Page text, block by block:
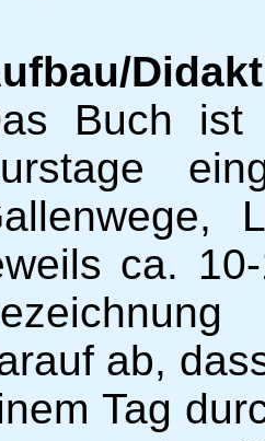
Buch ist
ca.
ab,
Tag